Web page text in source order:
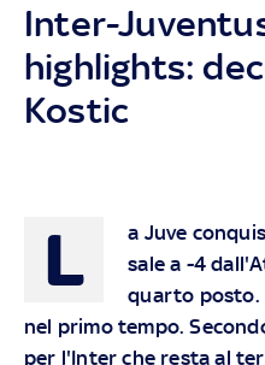
Inter-
highlights:
Kostic
L
a Juve
sale a -4
quarto posto.
nel primo tempo.
per l'Inter che resta al